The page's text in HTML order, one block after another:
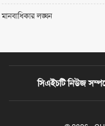
মানবাধিকার লঙ্ঘন
সিএইচটি নিউজ